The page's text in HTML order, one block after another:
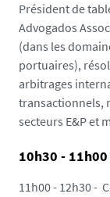
Président de
Advogados
(dans les
portuaires),
arbitrages
transactionnels,
secteurs E&P et
10h30 - 11h00
11h00 - 12h30 -